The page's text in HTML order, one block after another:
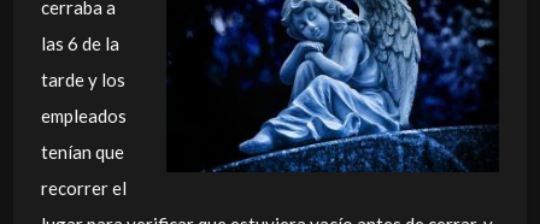
cerraba a
las 6 de la
tarde y los
empleados
tenían que
recorrer el